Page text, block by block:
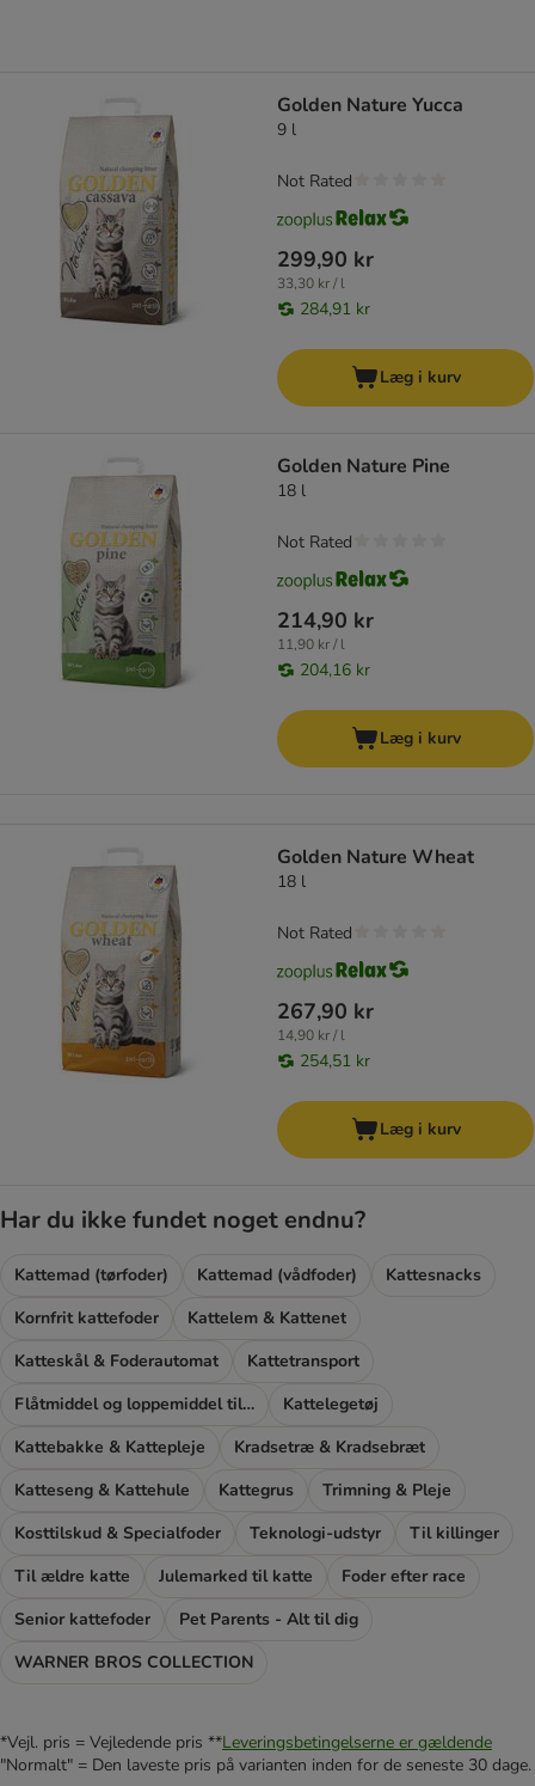
Golden Nature Yucca
9 l
299,90 kr
33,30 kr / l
284,91 kr
Not Rated
Læg i kurv
Golden Nature Pine
18 l
214,90 kr
11,90 kr / l
204,16 kr
Not Rated
Læg i kurv
Golden Nature Wheat
18 l
267,90 kr
14,90 kr / l
254,51 kr
Not Rated
Læg i kurv
Har du ikke fundet noget endnu?
Kattemad (tørfoder) Kattemad (vådfoder)
Kattesnacks
Kornfrit kattefoder
Kattelem & Kattenet
Katteskål & Foderautomat
Kattetransport
Flåtmiddel og loppemiddel til katte
Kattelegetøj
Kattebakke & Kattepleje
Kradsetræ & Kradsebræt
Katteseng & Kattehule
Kattegrus
Trimning & Pleje
Kosttilskud & Specialfoder
Teknologi-udstyr
Til killinger
Til ældre katte
Julemarked til katte
Foder efter race
Senior kattefoder
Pet Parents - Alt til dig
WARNER BROS COLLECTION
*Vejl. pris = Vejledende pris **Leveringsbetingelserne er gældende
"Normalt" = Den laveste pris på varianten inden for de seneste 30 dage.